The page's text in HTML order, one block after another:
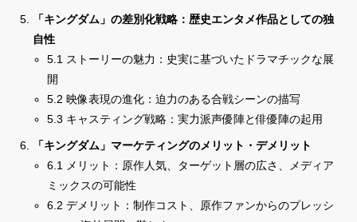
「キングダム」の差別化戦略：歴史エンタメ作品としての独
自性
5.1 ストーリーの魅力：史実に基づいたドラマチックな展
開
5.2 映像表現の進化：迫力のある合戦シーンの描写
5.3 キャスティング戦略：実力派声優陣と俳優陣の起用
「キングダム」マーケティングのメリット・デメリット
6.1 メリット：原作人気、ターゲット層の広さ、メディア
ミックスの可能性
6.2 デメリット：制作コスト、原作ファンからのプレッシ